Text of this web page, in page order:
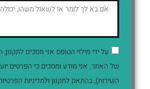
על ידי מילוי הטופס אני מסכים
של האתר. אני מודע ומסכים כי הפרטים
השירות), בהתאם לתקנון ולמדיניות